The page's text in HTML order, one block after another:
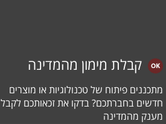
קבלת מימון מהמדינה
מתכננים פיתוח של טכנולוגיות או מוצרים
חדשים בחברתכם? בדקו את זכאותכם לקבל
מענק מהמדינה